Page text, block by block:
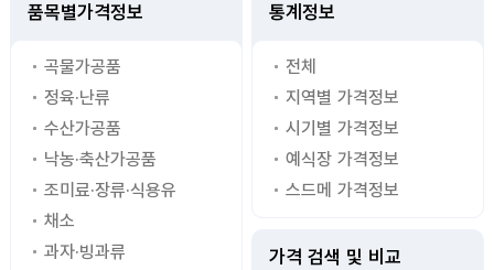
품목별가격정보
곡물가공품
정육·난류
수산가공품
낙농·축산가공품
조미료·장류·식용유
채소
과자·빙과류
통계정보
전체
지역별 가격정보
시기별 가격정보
예식장 가격정보
스드메 가격정보
가격 검색 및 비교